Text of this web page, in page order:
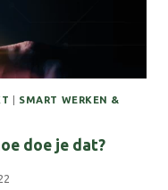
SMART WERKEN &
doe je dat?